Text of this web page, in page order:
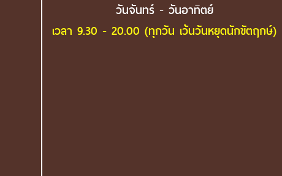
วันจันทร์ - วันอาทิตย์
เวลา 9.30 - 20.00 (ทุกวัน เว้นวันหยุดนักขัตฤกษ์)